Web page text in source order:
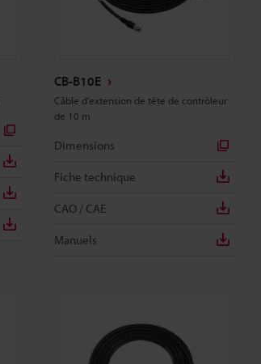
CB-B10E
Câble d'extension de tête de contrôleur
de 10 m
Dimensions
Fiche technique
CAO / CAE
Manuels